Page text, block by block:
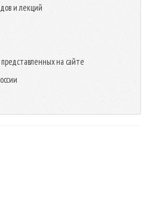
и лекций
на сайте